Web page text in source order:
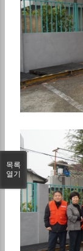
목록
열기